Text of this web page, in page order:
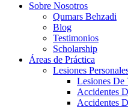
Sobre Nosotros
Qumars Behzadi
Blog
Testimonios
Scholarship
Áreas de Práctica
Lesiones
Lesiones De
Accidentes
Accidentes